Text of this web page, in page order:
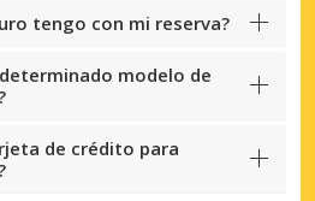
tengo con mi reserva?
modelo de
de crédito para